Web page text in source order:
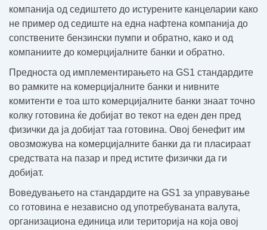
компанија од седиштето до истурените канцеларии како
не пример од седиште на една нафтена компанија до
сопствените бензински пумпи и обратно, како и од
компаниите до комерцијалните банки и обратно.
Предноста од имплементирањето на GS1 стандардите
во рамките на комерцијалните банки и нивните
комитенти е тоа што комерцијалните банки знаат точно
колку готовина ќе добијат во текот на еден ден пред
физички да ја добијат таа готовина. Овој бенефит им
овозможува на комерцијалните банки да ги пласираат
средствата на пазар и пред истите физички да ги
добијат.
Воведувањето на стандардите на GS1 за управување
со готовина е независно од употребуваната валута,
организациона единица или територија на која овој